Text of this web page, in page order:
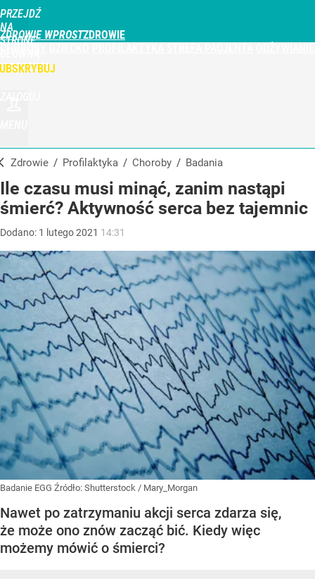
PRZEJDŹ
NA
STRONĘ
WPROST.PL
ZDROWIE WPROST
Zdrowie / Profilaktyka / Choroby / Badania
Ile czasu musi minąć, zanim nastąpi
śmierć? Aktywność serca bez tajemnic
Dodano: 1 lutego2021 14:31
Badanie EGG Źródło: Shutterstock / Mary_Morgan
Nawet po zatrzymaniu akcji serca zdarza się,
że może ono znów zacząć bić. Kiedy więc
możemy mówić o śmierci?